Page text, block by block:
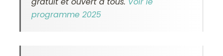
programme 2025